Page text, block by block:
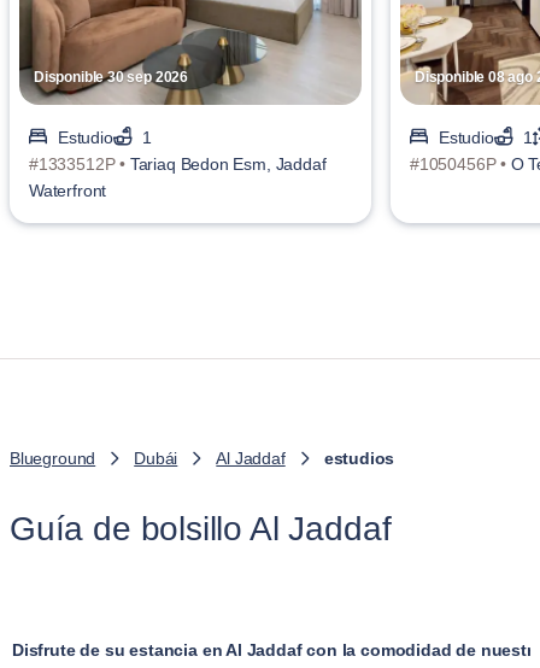
Disponible 30 sep 2026
Estudio
1
#1333512P • Tariaq Bedon Esm, Jaddaf
Waterfront
Disponible 08 ago
Estudio
1
#1050456P • O
Blueground Dubái Al Jaddaf estudios
Guía de bolsillo Al Jaddaf
Disfrute de su estancia en Al Jaddaf con la comodidad de